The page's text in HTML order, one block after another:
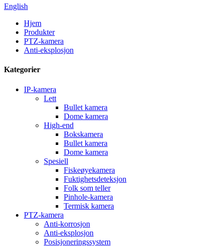
English
Hjem
Produkter
PTZ-kamera
Anti-eksplosjon
Kategorier
IP-kamera
Lett
Bullet kamera
Dome kamera
High-end
Bokskamera
Bullet kamera
Dome kamera
Spesiell
Fiskeøyekamera
Fuktighetsdeteksjon
Folk som teller
Pinhole-kamera
Termisk kamera
PTZ-kamera
Anti-korrosjon
Anti-eksplosjon
Posisjoneringssystem